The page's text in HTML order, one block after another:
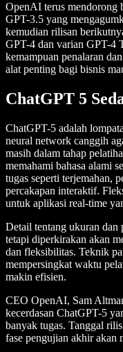
OpenAI terus mendorong
GPT-3.5 yang
kemudian rilisan
GPT-4 dan varian GPT-4
kemampuan penalaran
alat penting bagi bisnis
ChatGPT 5
ChatGPT-5 adalah
neural network canggih
masih dalam tahap
memahami bahasa alami
tugas seperti terjemahan,
percakapan interaktif.
untuk aplikasi real-time
Detail tentang ukuran dan
tetapi diperkirakan akan
dan fleksibilitas. Teknik
mempersingkat waktu
makin efisien.
CEO OpenAI, Sam
kecerdasan ChatGPT-5
banyak tugas. Tanggal
fase pengujian akhir akan